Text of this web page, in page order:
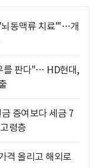
뇌동맥류 치료'"…개
를 판다"… HD현대,
증여보다 세금 7
령층
격 올리고 해외로